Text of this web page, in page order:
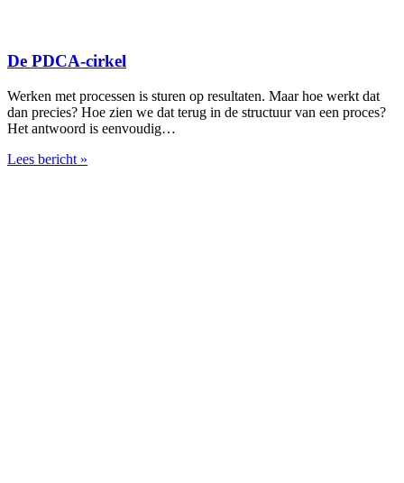
De PDCA-cirkel
Werken met processen is sturen op resultaten. Maar hoe werkt dat
dan precies? Hoe zien we dat terug in de structuur van een proces?
Het antwoord is eenvoudig…
Lees bericht »